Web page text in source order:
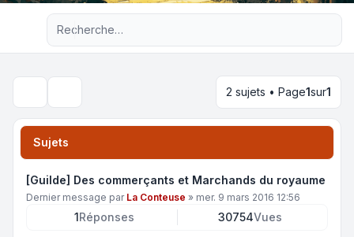
Recherche avancée
2 sujets • Page1sur1
Sujets
[Guilde] Des commerçants et Marchands du royaume
Dernier message par La Conteuse » mer. 9 mars 2016 12:56
1Réponses 30754Vues